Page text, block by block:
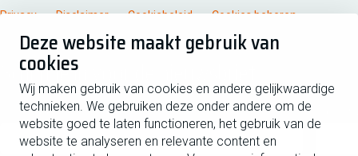
Deze website maakt gebruik van
cookies
Wij maken gebruik van cookies en andere gelijkwaardige
technieken. We gebruiken deze onder andere om de
website goed te laten functioneren, het gebruik van de
website te analyseren en relevante content en
Privacy Disclaimer Cookiebeleid Cookies beheren
Schrijf je in voor de nieuwsbrief
Voornaam